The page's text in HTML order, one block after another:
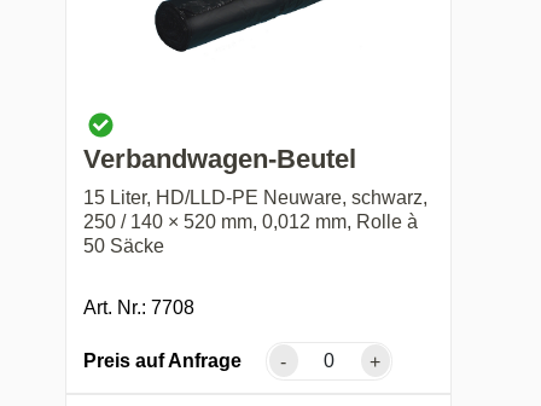
Verbandwagen-Beutel
15 Liter, HD/LLD-PE Neuware, schwarz,
250 / 140 × 520 mm, 0,012 mm, Rolle à
50 Säcke
Art. Nr.: 7708
Preis auf Anfrage - +